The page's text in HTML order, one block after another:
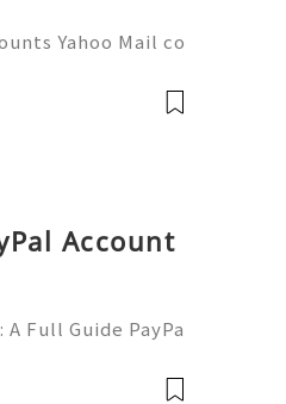
Yahoo Mail co
and online a
Account
Full Guide PayPa
online b